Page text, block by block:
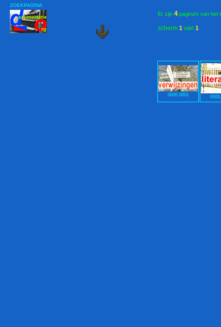
ZOEKPAGINA
Er zijn 4pagina's van het
0000.0001
scherm 1 van 1